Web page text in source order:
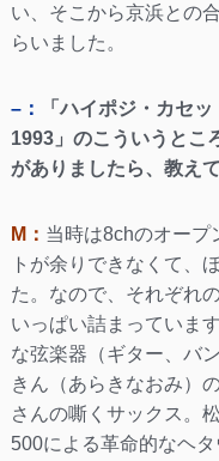
い、そこから京浜との
らいました。
–：
「ハイポジ・カセ
1993」のこういうとこ
がありましたら、教え
M： 当時は8chのオープ
トが余りできなくて、
た。なので、それぞれ
いっぱい詰まっていま
な弦楽器（ギター、バ
きん（あらきなおみ）
さんの嘶くサックス。
500による革命的なヘ